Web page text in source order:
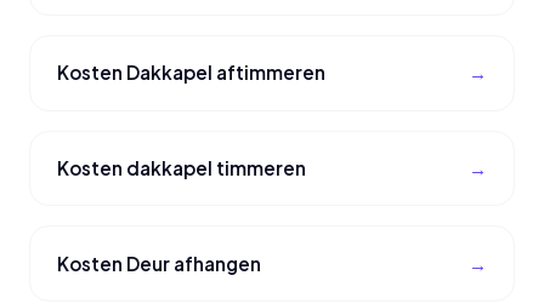
Kosten Dakkapel aftimmeren
Kosten dakkapel timmeren
Kosten Deur afhangen